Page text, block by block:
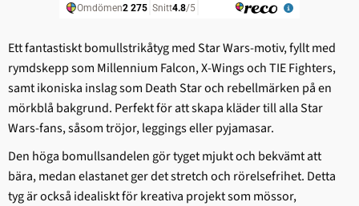
Ett fantastiskt bomullstrikåtyg med Star Wars-motiv, fyllt med
rymdskepp som Millennium Falcon, X-Wings och TIE Fighters,
samt ikoniska inslag som Death Star och rebellmärken på en
mörkblå bakgrund. Perfekt för att skapa kläder till alla Star
Wars-fans, såsom tröjor, leggings eller pyjamasar.
Den höga bomullsandelen gör tyget mjukt och bekvämt att
bära, medan elastanet ger det stretch och rörelsefrihet. Detta
tyg är också idealiskt för kreativa projekt som mössor,